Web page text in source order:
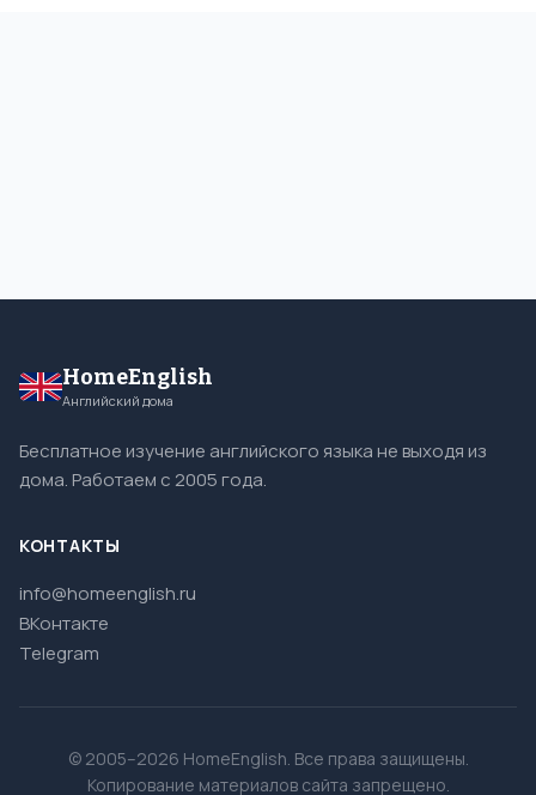
HomeEnglish
Английский дома
Бесплатное изучение английского языка не выходя из
дома. Работаем с 2005 года.
КОНТАКТЫ
info@homeenglish.ru
ВКонтакте
Telegram
© 2005–2026 HomeEnglish. Все права защищены.
Копирование материалов сайта запрещено.